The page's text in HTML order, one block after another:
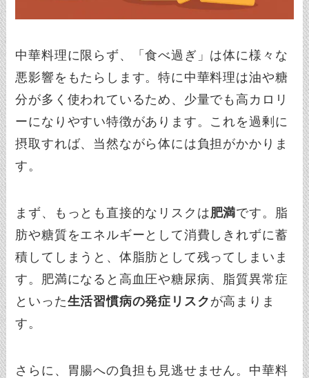
中華料理に限らず、「食べ過ぎ」は体に様々な
悪影響をもたらします。特に中華料理は油や糖
分が多く使われているため、少量でも高カロリ
ーになりやすい特徴があります。これを過剰に
摂取すれば、当然ながら体には負担がかかりま
す。
まず、もっとも直接的なリスクは肥満です。脂
肪や糖質をエネルギーとして消費しきれずに蓄
積してしまうと、体脂肪として残ってしまいま
す。肥満になると高血圧や糖尿病、脂質異常症
といった生活習慣病の発症リスク が高まりま
す。
さらに、胃腸への負担も見逃せません。中華料